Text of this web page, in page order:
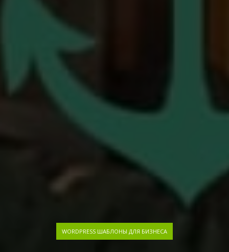
WORDPRESS ШАБЛОНЫ ДЛЯ БИЗНЕСА